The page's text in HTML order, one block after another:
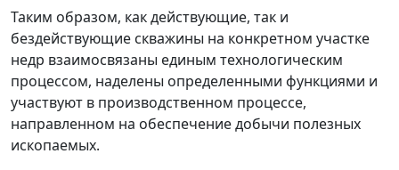
Таким образом, как действующие, так и
бездействующие скважины на конкретном участке
недр взаимосвязаны единым технологическим
процессом, наделены определенными функциями и
участвуют в производственном процессе,
направленном на обеспечение добычи полезных
ископаемых.